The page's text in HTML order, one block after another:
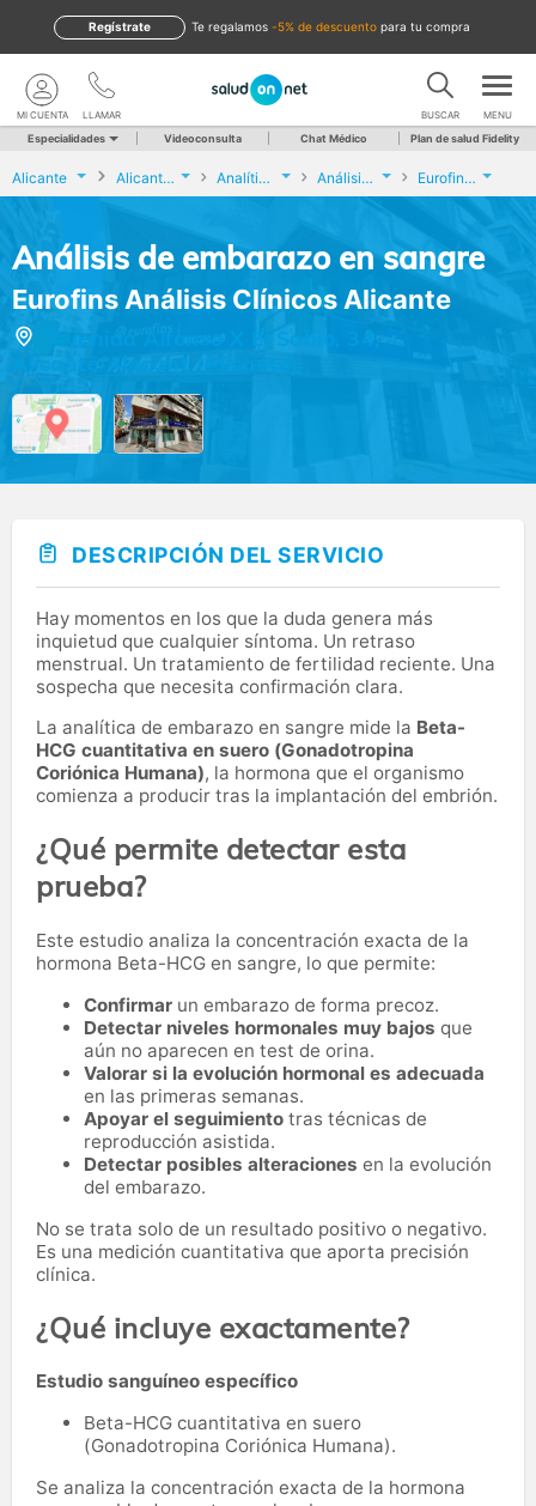
te regalamos -5% de descuento para tu compra
Regístrate
LLAMAR
MI CUENTA BUSCAR MENU
Especialidades Videoconsulta Chat Médico Plan de salud Fidelity
Alicante Alicante/Alacant Analíticas y Genética Análisis de embarazo en sangre Eurofins Análisis Clínicos Alicante
Análisis de embarazo en sangre
Eurofins Análisis Clínicos Alicante
Avenida Alfonso X El Sabio, 34,
Alicante/Alacant (Alicante)
DESCRIPCIÓN DEL SERVICIO
Hay momentos en los que la duda genera más
inquietud que cualquier síntoma. Un retraso
menstrual. Un tratamiento de fertilidad reciente. Una
sospecha que necesita confirmación clara.
La analítica de embarazo en sangre mide la Beta-
HCG cuantitativa en suero (Gonadotropina
Coriónica Humana), la hormona que el organismo
comienza a producir tras la implantación del embrión.
¿Qué permite detectar esta
prueba?
Este estudio analiza la concentración exacta de la
hormona Beta-HCG en sangre, lo que permite:
Confirmar un embarazo de forma precoz.
Detectar niveles hormonales muy bajos que
aún no aparecen en test de orina.
Valorar si la evolución hormonal es adecuada
en las primeras semanas.
Apoyar el seguimiento tras técnicas de
reproducción asistida.
Detectar posibles alteraciones en la evolución
del embarazo.
No se trata solo de un resultado positivo o negativo.
Es una medición cuantitativa que aporta precisión
clínica.
¿Qué incluye exactamente?
Estudio sanguíneo específico
Beta-HCG cuantitativa en suero
(Gonadotropina Coriónica Humana).
Se analiza la concentración exacta de la hormona